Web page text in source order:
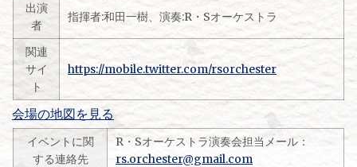
出演
者
指揮者:和田一樹、演奏:R・Sオーケストラ
関連
サイ
ト
https://mobile.twitter.com/rsorchester
会場の地図を見る
イベントに関
する連絡先
R・Sオーケストラ演奏会担当メール：
rs.orchester@gmail.com